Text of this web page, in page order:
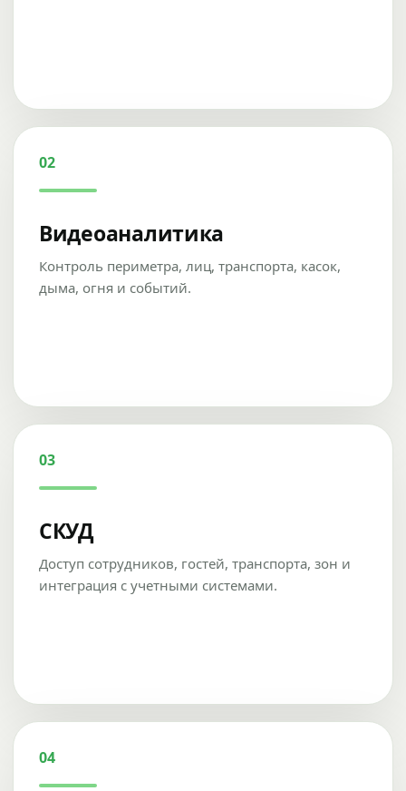
02
Видеоаналитика
Контроль периметра, лиц, транспорта, касок,
дыма, огня и событий.
03
СКУД
Доступ сотрудников, гостей, транспорта, зон и
интеграция с учетными системами.
04